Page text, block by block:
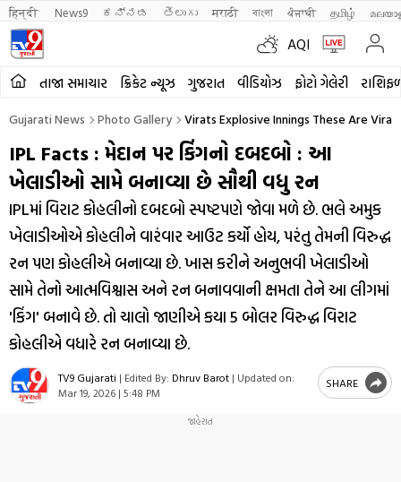
हिन्दी News9 ಕನ್ನಡ తెలుగు मराठी বাংলা ਪੰਜਾਬੀ தமிழ்
AQI
તાજા સમાચાર ક્રિકેટ ન્યૂઝ ગુજરાત વીડિયોઝ ફોટો ગેલેરી
Gujarati News Photo Gallery Virats Explosive Innings These Are
IPL Facts : મેદાન પર કિંગનો દબદબો : આ
ખેલાડીઓ સામે બનાવ્યા છે સૌથી વધુ રન
IPLમાં વિરાટ કોહલીનો દબદબો સ્પષ્ટપણે જોવા મળે છે. ભલે અમુક
ખેલાડીઓએ કોહલીને વારંવાર આઉટ કર્યો હોય, પરંતુ તેમની વિરુદ્ધ
રન પણ કોહલીએ બનાવ્યા છે. ખાસ કરીને અનુભવી ખેલાડીઓ
સામે તેનો આત્મવિશ્વાસ અને રન બનાવવાની ક્ષમતા તેને આ લીગમાં
'કિંગ' બનાવે છે. તો ચાલો જાણીએ કયા 5 બોલર વિરુદ્ધ વિરાટ
કોહલીએ વધારે રન બનાવ્યા છે.
TV9 Gujarati | Edited By: Dhruv Barot | Updated on:
Mar 19, 2026 | 5:48 PM
SHARE